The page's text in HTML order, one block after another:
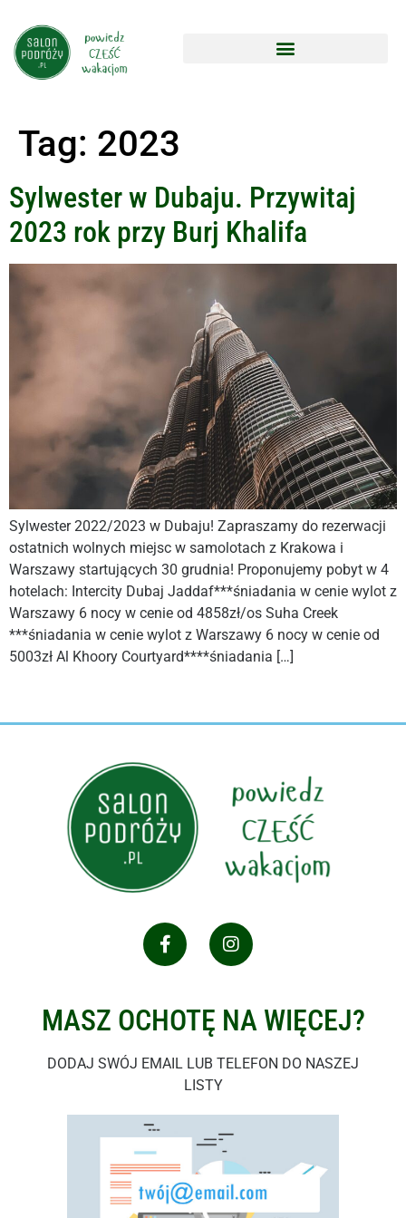
Tag: 2023
Sylwester w Dubaju. Przywitaj
2023 rok przy Burj Khalifa
Sylwester 2022/2023 w Dubaju! Zapraszamy do rezerwacji
ostatnich wolnych miejsc w samolotach z Krakowa i
Warszawy startujących 30 grudnia! Proponujemy pobyt w 4
hotelach: Intercity Dubaj Jaddaf***śniadania w cenie wylot z
Warszawy 6 nocy w cenie od 4858zł/os Suha Creek
***śniadania w cenie wylot z Warszawy 6 nocy w cenie od
5003zł Al Khoory Courtyard****śniadania […]
MASZ OCHOTĘ NA WIĘCEJ?
DODAJ SWÓJ EMAIL LUB TELEFON DO NASZEJ
LISTY